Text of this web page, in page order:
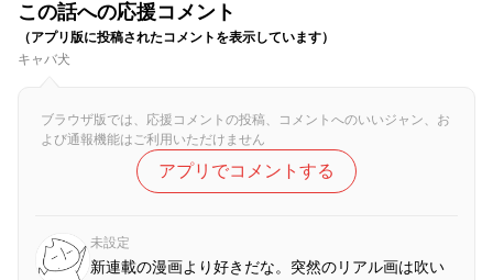
この話への応援コメント
（アプリ版に投稿されたコメントを表示しています）
キャバ犬
ブラウザ版では、応援コメントの投稿、コメントへのいいジャン、お
よび通報機能はご利用いただけません
アプリでコメントする
未設定
新連載の漫画より好きだな。突然のリアル画は吹い